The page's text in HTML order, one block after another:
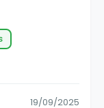
19/09/2025